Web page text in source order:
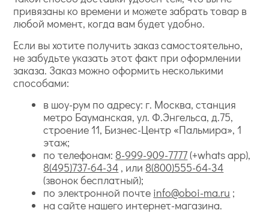
привязаны ко времени и можете забрать товар в
любой момент, когда вам будет удобно.
Если вы хотите получить заказ самостоятельно,
не забудьте указать этот факт при оформлении
заказа. Заказ можно оформить несколькими
способами:
в шоу-рум по адресу: г. Москва, станция
метро Бауманская, ул. Ф.Энгельса, д.75,
строение 11, Бизнес-Центр «Пальмира», 1
этаж;
по телефонам: 8-999-909-7777(+whats app),
8(495)737-64-34 , или 8(800)555-64-34
(звонок бесплатный);
по электронной почте info@oboi-ma.ru ;
на сайте нашего интернет-магазина.